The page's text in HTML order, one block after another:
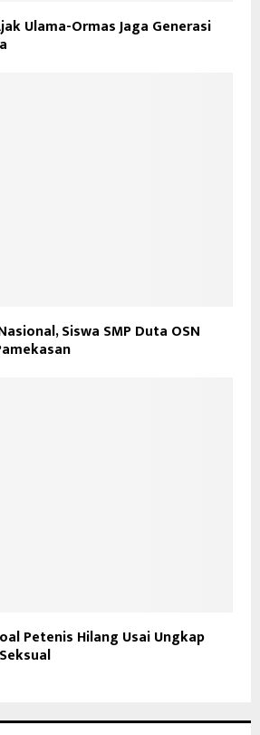
Ulama-Ormas Jaga Generasi
Siswa SMP Duta OSN
Petenis Hilang Usai Ungkap